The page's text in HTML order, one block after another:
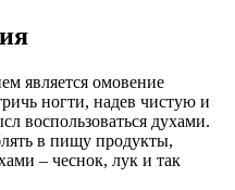
является омовение
ногти, надев чистую и
воспользоваться духами.
в пищу продукты,
– чеснок, лук и так